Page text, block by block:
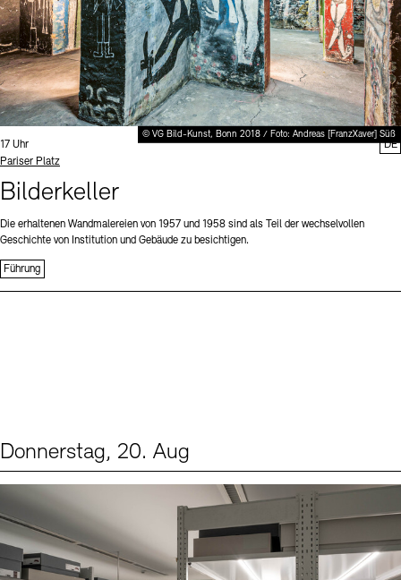
© VG Bild-Kunst, Bonn 2018 / Foto: Andreas [FranzXaver] Süß
Uhrzeit:
17 Uhr
Standort
Pariser Platz
Bilderkeller
Die erhaltenen Wandmalereien von 1957 und 1958 sind als Teil der wechselvollen
Geschichte von Institution und Gebäude zu besichtigen.
Führung
DE
Donnerstag, 20. Aug